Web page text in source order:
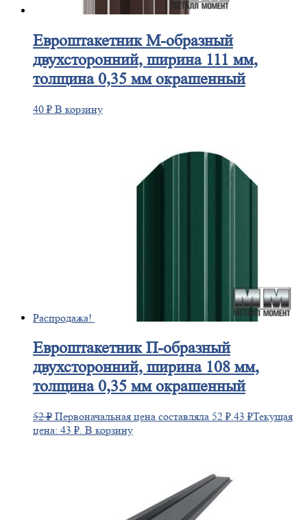
ЕвроштакетникМ-образный
двухсторонний, ширина 111 мм,
толщина 0,35 мм окрашенный
40 ₽ В корзину
Распродажа!
ЕвроштакетникП-образный
двухсторонний, ширина 108 мм,
толщина 0,35 мм окрашенный
52₽ Первоначальная цена составляла 52 ₽. 43 ₽Текущая
цена: 43 ₽. В корзину